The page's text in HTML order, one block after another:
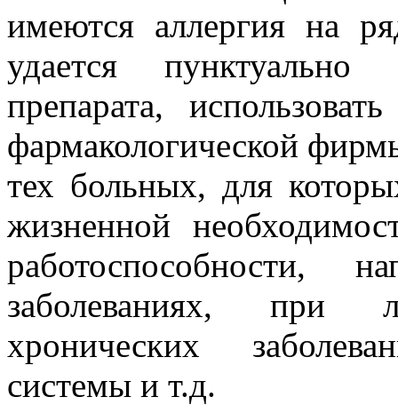
имеются аллергия на
удается
препарата,
фармакологической
тех больных, для
жизненной
работоспособности,
заболеваниях, при
хронических
системы и т.д.